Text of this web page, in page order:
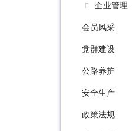
企业管理
会员风采
党群建设
公路养护
安全生产
政策法规